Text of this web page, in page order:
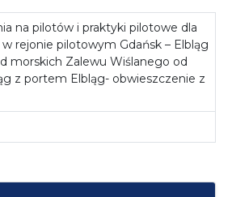
na pilotów i praktyki pilotowe dla
rejonie pilotowym Gdańsk – Elbląg
morskich Zalewu Wiślanego od
z portem Elbląg- obwieszczenie z